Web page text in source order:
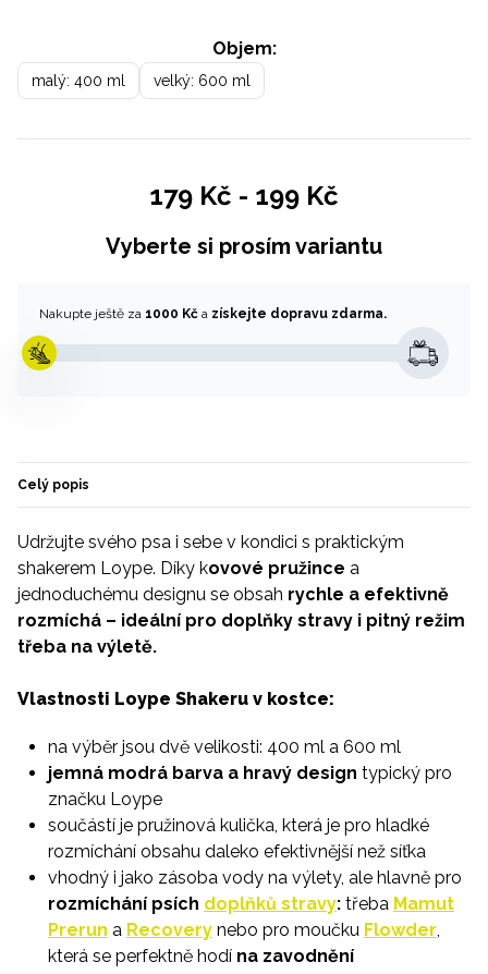
Objem:
malý: 400 ml velký: 600 ml
179 Kč - 199 Kč
Vyberte si prosím variantu
Nakupte ještě za 1000 Kč a získejte dopravu zdarma.
Celý popis
Udržujte svého psa i sebe v kondici s praktickým
shakerem Loype. Díky kovové pružince a
jednoduchému designu se obsah rychle a efektivně
rozmíchá – ideální pro doplňky stravy i pitný režim
třeba na výletě.
Vlastnosti Loype Shakeru v kostce:
na výběr jsou dvě velikosti: 400 ml a 600 ml
jemná modrá barva a hravý design typický pro
značku Loype
součástí je pružinová kulička, která je pro hladké
rozmíchání obsahu daleko efektivnější než síťka
vhodný i jako zásoba vody na výlety, ale hlavně pro
rozmíchání psích doplňků stravy: třeba Mamut
Prerun a Recovery nebo pro moučku Flowder,
která se perfektně hodí na zavodnění